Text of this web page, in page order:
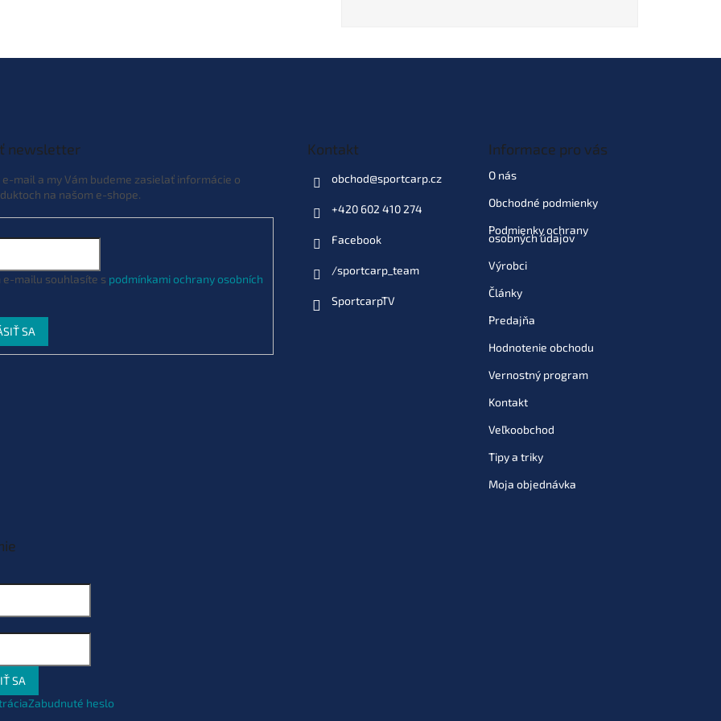
newsletter
mail a my Vám budeme zasielať informácie o
na našom e-shope.
e-mailu souhlasíte s podmínkami ochrany osobních
SA
Kontakt
obchod@sportcarp.cz
+420 602 410 274
Facebook
/sportcarp_team
SportcarpTV
Informace pro vás
O nás
Obchodné podmienky
Podmienky ochrany
osobných údajov
Výrobci
Články
Predajňa
Hodnotenie obchodu
Vernostný program
Kontakt
Veľkoobchod
Tipy a triky
Moja objednávka
SA
Zabudnuté heslo